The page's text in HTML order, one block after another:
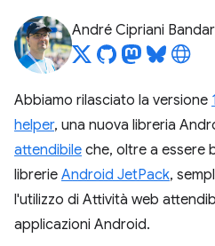
André Cipriani
Abbiamo rilasciato la versione
helper, una nuova libreria
attendibile che, oltre a essere
librerie Android JetPack,
l'utilizzo di Attività web
applicazioni Android.